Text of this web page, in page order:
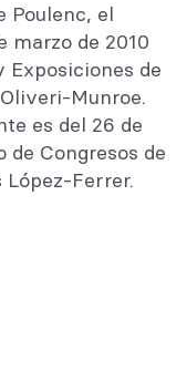
Poulenc, el
marzo de 2010
Exposiciones de
Munroe.
es del 26 de
de Congresos de
López-Ferrer.